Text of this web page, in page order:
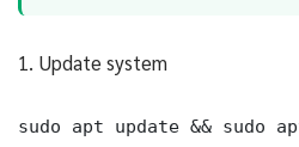
1. Update system
sudo apt update && sudo